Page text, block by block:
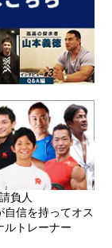
負人
自信を持ってオス
ルトレーナー